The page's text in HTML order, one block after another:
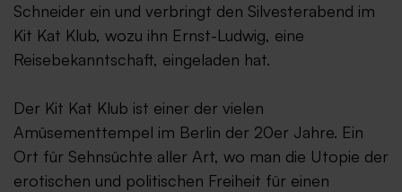
Schneider ein und verbringt den Silvesterabend im
Kit Kat Klub, wozu ihn Ernst-Ludwig, eine
Reisebekanntschaft, eingeladen hat.
Der Kit Kat Klub ist einer der vielen
Amüsementtempel im Berlin der 20er Jahre. Ein
Ort für Sehnsüchte aller Art, wo man die Utopie der
erotischen und politischen Freiheit für einen